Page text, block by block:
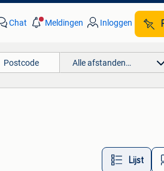
Chat Meldingen Inloggen
Alle afstanden…
Lijst